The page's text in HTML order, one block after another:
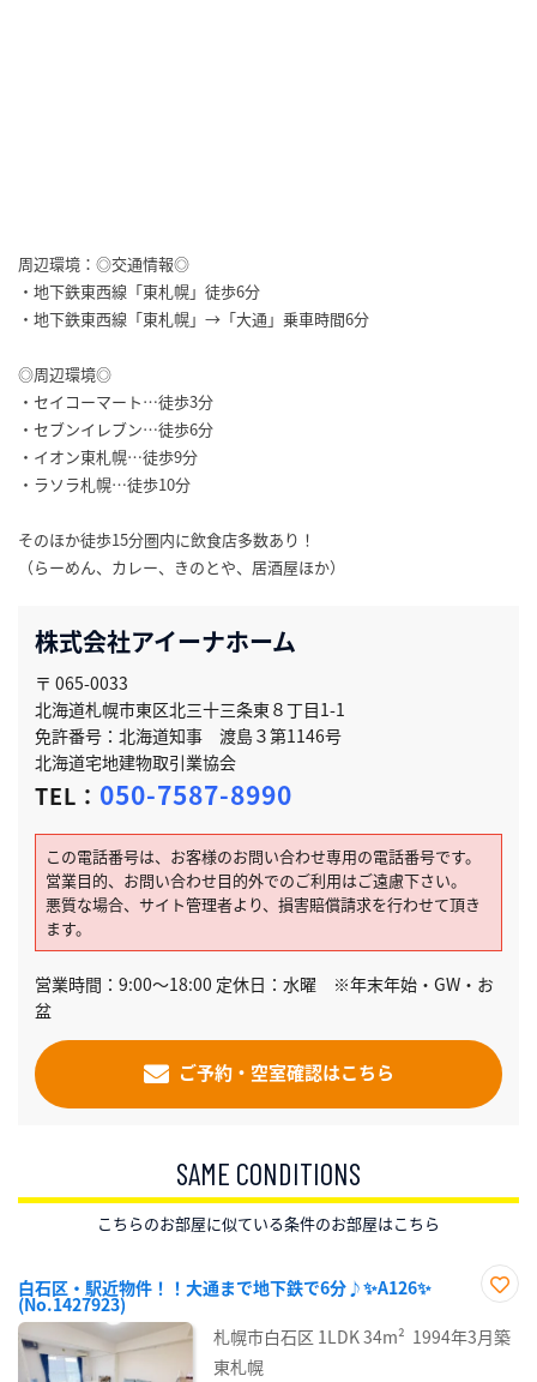
周辺環境：◎交通情報◎
・地下鉄東西線「東札幌」徒歩6分
・地下鉄東西線「東札幌」→「大通」乗車時間6分
◎周辺環境◎
・セイコーマート…徒歩3分
・セブンイレブン…徒歩6分
・イオン東札幌…徒歩9分
・ラソラ札幌…徒歩10分
そのほか徒歩15分圏内に飲食店多数あり！
（らーめん、カレー、きのとや、居酒屋ほか）
株式会社アイーナホーム
〒 065-0033
北海道札幌市東区北三十三条東８丁目1-1
免許番号：北海道知事 渡島３第1146号
北海道宅地建物取引業協会
TEL： 050-7587-8990
この電話番号は、お客様のお問い合わせ専用の電話番号です。
営業目的、お問い合わせ目的外でのご利用はご遠慮下さい。
悪質な場合、サイト管理者より、損害賠償請求を行わせて頂き
ます。
営業時間：9:00～18:00 定休日：水曜 ※年末年始・GW・お
盆
ご予約・空室確認はこちら
SAME CONDITIONS
こちらのお部屋に似ている条件のお部屋はこちら
白石区・駅近物件！！大通まで地下鉄で6分♪✨A126✨
(No.1427923)
に入
り登
札幌市白石区 1LDK34m² 1994年3月築
東札幌